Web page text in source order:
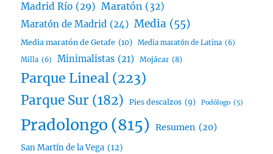
Madrid Río (29) Maratón (32)
Maratón de Madrid (24) Media (55)
Media maratón de Getafe (10) Media maratón de Latina (6)
Milla (6) Minimalistas (21) Mojácar (8)
Parque Lineal (223)
Parque Sur (182) Pies descalzos (9) Podólogo (5)
Pradolongo(815) Resumen (20)
San Martín de la Vega (12)